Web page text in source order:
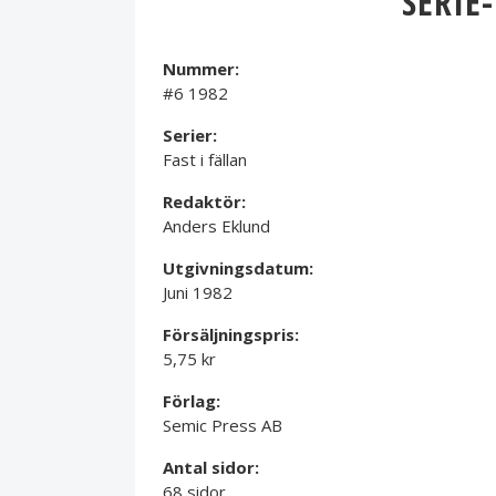
Nummer:
#6 1982
Serier:
Fast i fällan
Redaktör:
Anders Eklund
Utgivningsdatum:
Juni 1982
Försäljningspris:
5,75 kr
Förlag:
Semic Press AB
Antal sidor:
68 sidor